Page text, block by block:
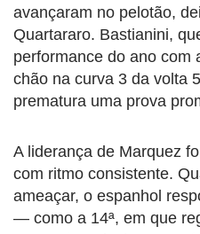
avançaram no pelotão,
Quartararo. Bastianini,
performance do ano com
chão na curva 3 da volta
prematura uma prova
A liderança de Marquez
com ritmo consistente.
ameaçar, o espanhol
— como a 14ª, em que